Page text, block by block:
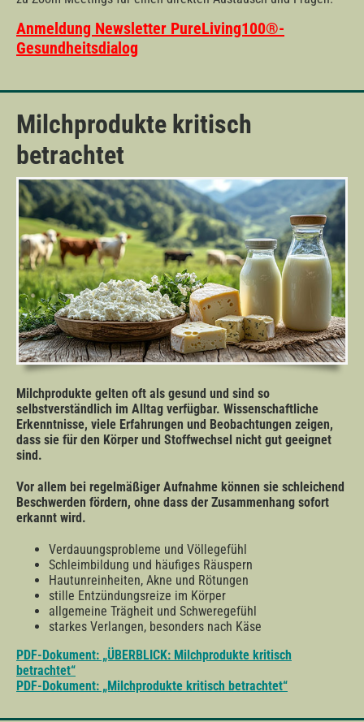
Anmeldung Newsletter PureLiving100®-
Gesundheitsdialog
Milchprodukte kritisch
betrachtet
Milchprodukte gelten oft als gesund und sind so
selbstverständlich im Alltag verfügbar. Wissenschaftliche
Erkenntnisse, viele Erfahrungen und Beobachtungen zeigen,
dass sie für den Körper und Stoffwechsel nicht gut geeignet
sind.
Vor allem bei regelmäßiger Aufnahme können sie schleichend
Beschwerden fördern, ohne dass der Zusammenhang sofort
erkannt wird.
Verdauungsprobleme und Völlegefühl
Schleimbildung und häufiges Räuspern
Hautunreinheiten, Akne und Rötungen
stille Entzündungsreize im Körper
allgemeine Trägheit und Schweregefühl
starkes Verlangen, besonders nach Käse
PDF-Dokument: „ÜBERBLICK: Milchprodukte kritisch
betrachtet“
PDF-Dokument: „Milchprodukte kritisch betrachtet“